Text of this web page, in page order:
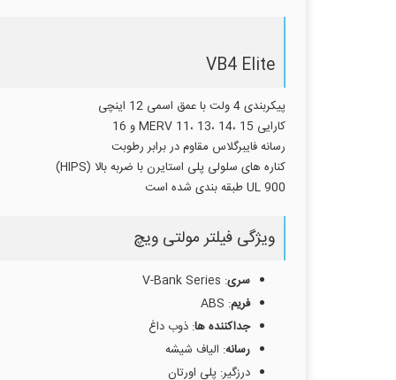
VB4 Elite
پیکربندی 4 ولت با عمق اسمی 12 اینچی
کارایی MERV 11، 13، 14، 15 و 16
رسانه فایبرگلاس مقاوم در برابر رطوبت
کناره های سلولی پلی استایرن با ضربه بالا (HIPS)
UL 900 طبقه بندی شده است
ویژگی فیلتر مولتی ویچ
سری: V-Bank Series
فریم: ABS
جداکننده ها: ذوب داغ
رسانه: الیاف شیشه
درزگیر: پلی اورتان